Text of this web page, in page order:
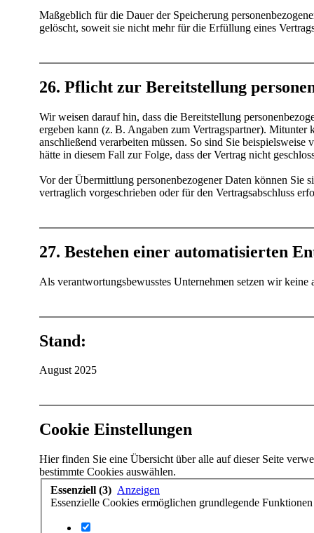
Maßgeblich für die Dauer der Speicherung
gelöscht, soweit sie nicht mehr für die Erfüllung eines
26. Pflicht zur Bereitstellung
Wir weisen darauf hin, dass die Bereitstellung
ergeben kann (z. B. Angaben zum Vertragspartner). Mitunter
anschließend verarbeiten müssen. So sind Sie
hätte in diesem Fall zur Folge, dass der Vertrag nicht
Vor der Übermittlung personenbezogener Daten können Sie
vertraglich vorgeschrieben oder für den Vertragsabschluss
27. Bestehen einer automatisierten
Als verantwortungsbewusstes Unternehmen setzen wir
Stand:
August 2025
Cookie Einstellungen
Hier finden Sie eine Übersicht über alle auf dieser Seite
bestimmte Cookies auswählen.
Essenziell (3) Anzeigen
Essenzielle Cookies ermöglichen grundlegende